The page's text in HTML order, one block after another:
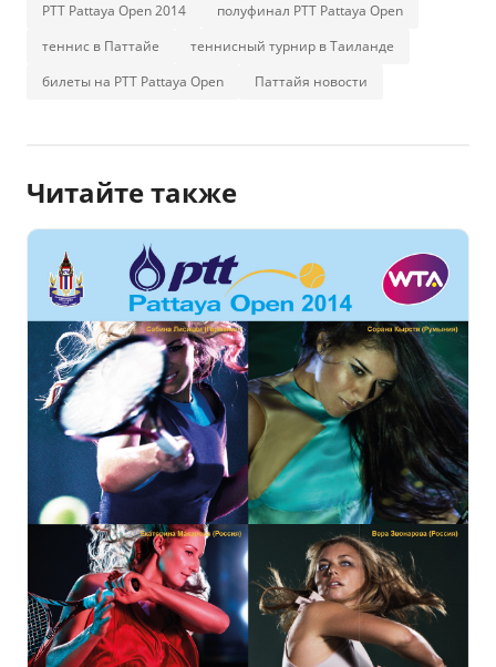
PTT Pattaya Open 2014
полуфинал PTT Pattaya Open
теннис в Паттайе
теннисный турнир в Таиланде
билеты на PTT Pattaya Open
Паттайя новости
Читайте также